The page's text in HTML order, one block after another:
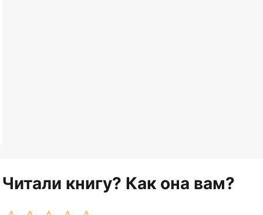
Читали книгу? Как она вам?